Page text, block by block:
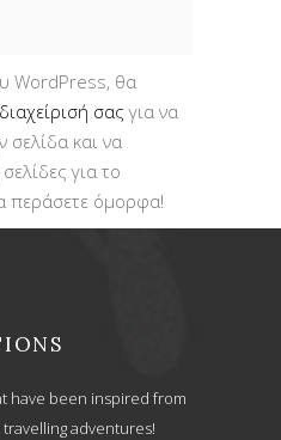
WordPress, θα
διαχείρισή σας για να
σελίδα και να
για το
περάσετε όμορφα!
have been inspired from
adventures!